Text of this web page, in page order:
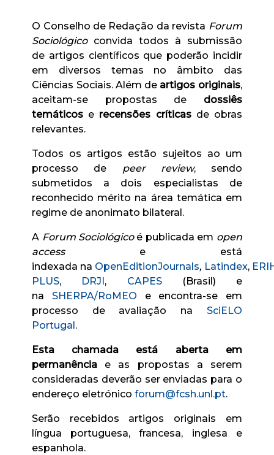
O Conselho de Redação da revista Forum
Sociológicoconvida todos à submissão
de artigos científicos que poderão incidir
em diversos temas no âmbito das
Ciências Sociais. Além de artigos originais,
aceitam-se propostas de dossiês
temáticos e recensões críticasde obras
relevantes.
Todos os artigos estão sujeitos ao um
processo de peer review, sendo
submetidos a dois especialistas de
reconhecido mérito na área temática em
regime de anonimato bilateral.
A Forum Sociológicoé publicada em open
access e está
indexada na OpenEditionJournals, Latindex,
PLUS, DRJI , CAPES
(Brasil) e
na SHERPA/RoMEO e encontra-se em
processo de avaliação na SciELO
Portugal .
Esta chamada está
aberta em
permanência e as propostas a serem
consideradas deverão ser enviadas para o
endereço eletrónico forum@fcsh.unl.pt.
Serão recebidos artigos originais em
língua portuguesa, francesa, inglesa e
espanhola.